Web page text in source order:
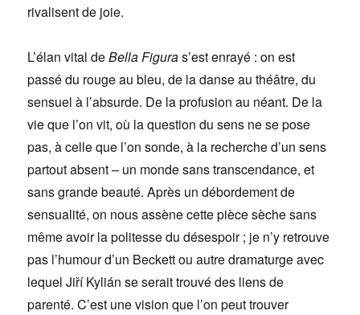
rivalisent de joie.
L’élan vital deBella Figuras’est enrayé : on est
passé du rouge au bleu, de la danse au théâtre, du
sensuel à l’absurde. De la profusion au néant. De la
vie que l’on vit, où la question du sens ne se pose
pas, à celle que l’on sonde, à la recherche d’un sens
partout absent – un monde sans transcendance, et
sans grande beauté. Après un débordement de
sensualité, on nous assène cette pièce sèche sans
même avoir la politesse du désespoir ; je n’y retrouve
pas l’humour d’un Beckett ou autre dramaturge avec
lequel Jiří Kylián se serait trouvé des liens de
parenté. C’est une vision que l’on peut trouver